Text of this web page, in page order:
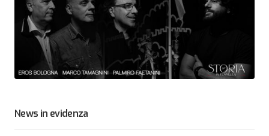
News in evidenza